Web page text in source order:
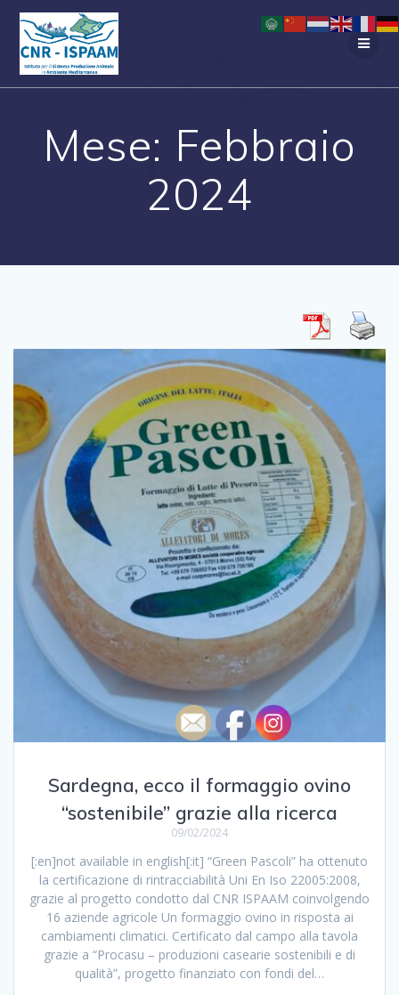
Mese: Febbraio
2024
Sardegna, ecco il formaggio ovino
“sostenibile” grazie alla ricerca
09/02/2024
[:en]not available in english[:it] “Green Pascoli” ha ottenuto
la certificazione di rintracciabilità Uni En Iso 22005:2008,
grazie al progetto condotto dal CNR ISPAAM coinvolgendo
16 aziende agricole Un formaggio ovino in risposta ai
cambiamenti climatici. Certificato dal campo alla tavola
grazie a “Procasu – produzioni casearie sostenibili e di
qualità”, progetto finanziato con fondi del…